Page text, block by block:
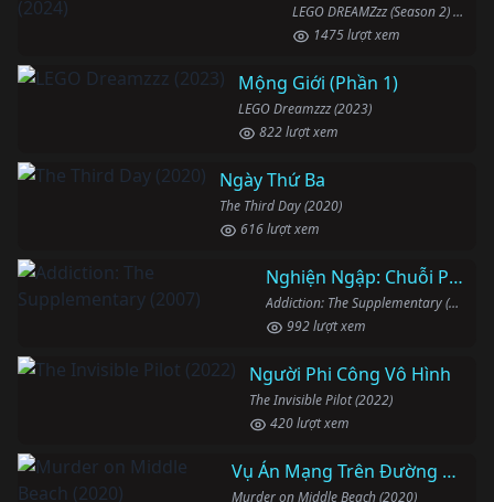
LEGO DREAMZzz (Season 2) (2024)
1475 lượt xem
Mộng Giới (Phần 1)
LEGO Dreamzzz (2023)
822 lượt xem
Ngày Thứ Ba
The Third Day (2020)
616 lượt xem
Nghiện Ngập: Chuỗi Phim Bổ Trợ
Addiction: The Supplementary (2007)
992 lượt xem
Người Phi Công Vô Hình
The Invisible Pilot (2022)
420 lượt xem
Vụ Án Mạng Trên Đường Middle Beach
Murder on Middle Beach (2020)